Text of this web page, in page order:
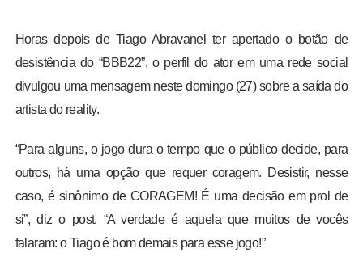
Horas depois de Tiago Abravanel ter apertado o botão de
desistência do “BBB22”, o perfil do ator em uma rede social
divulgou uma mensagem neste domingo (27) sobre a saída do
artista do reality.
“Para alguns, o jogo dura o tempo que o público decide, para
outros, há uma opção que requer coragem. Desistir, nesse
caso, é sinônimo de CORAGEM! É uma decisão em prol de
si”, diz o post. “A verdade é aquela que muitos de vocês
falaram: o Tiago é bom demais para esse jogo!”